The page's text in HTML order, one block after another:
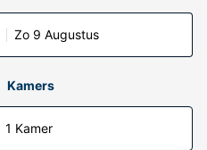
Zo 9 Augustus
Kamers
1 Kamer